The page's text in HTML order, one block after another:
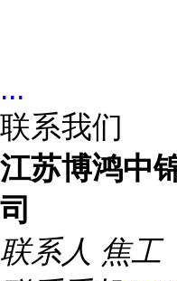
...
联系我们
江苏博鸿中
司
联系人 焦工